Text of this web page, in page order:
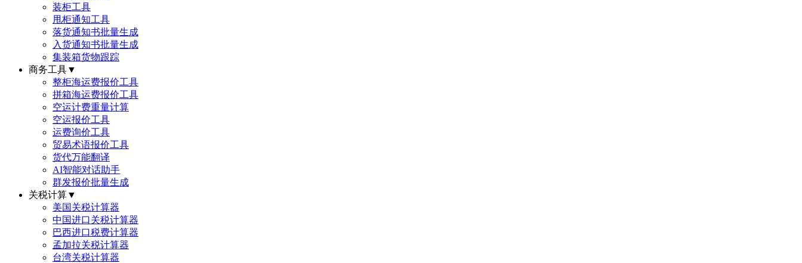
装柜工具
甩柜通知工具
落货通知书批量生成
入货通知书批量生成
集装箱货物跟踪
商务工具▼
整柜海运费报价工具
拼箱海运费报价工具
空运计费重量计算
空运报价工具
运费询价工具
贸易术语报价工具
货代万能翻译
AI智能对话助手
群发报价批量生成
关税计算▼
美国关税计算器
中国进口关税计算器
巴西进口税费计算器
孟加拉关税计算器
台湾关税计算器